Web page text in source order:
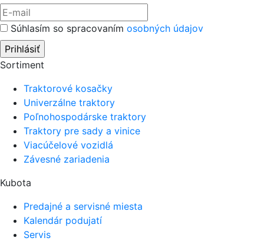
Súhlasím so spracovaním osobných údajov
Sortiment
Traktorové kosačky
Univerzálne traktory
Poľnohospodárske traktory
Traktory pre sady a vinice
Viacúčelové vozidlá
Závesné zariadenia
Kubota
Predajné a servisné miesta
Kalendár podujatí
Servis